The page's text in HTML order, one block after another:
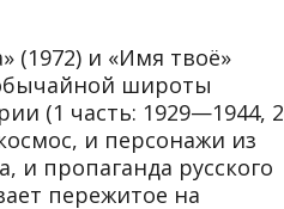
(1972) и «Имя твоё»
широ­ты
(1 часть: 1929—1944, 2
и персонажи из
и пропаганда русского
пережи­тое на